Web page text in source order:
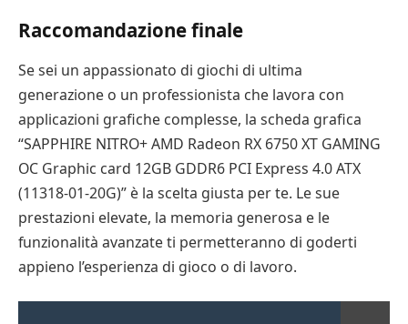
Raccomandazione finale
Se sei un appassionato di giochi di ultima
generazione o un professionista che lavora con
applicazioni grafiche complesse, la scheda grafica
“SAPPHIRE NITRO+ AMD Radeon RX 6750 XT GAMING
OC Graphic card 12GB GDDR6 PCI Express 4.0 ATX
(11318-01-20G)” è la scelta giusta per te. Le sue
prestazioni elevate, la memoria generosa e le
funzionalità avanzate ti permetteranno di goderti
appieno l’esperienza di gioco o di lavoro.